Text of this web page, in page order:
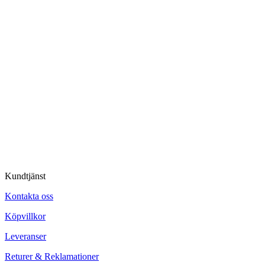
Kundtjänst
Kontakta oss
Köpvillkor
Leveranser
Returer & Reklamationer